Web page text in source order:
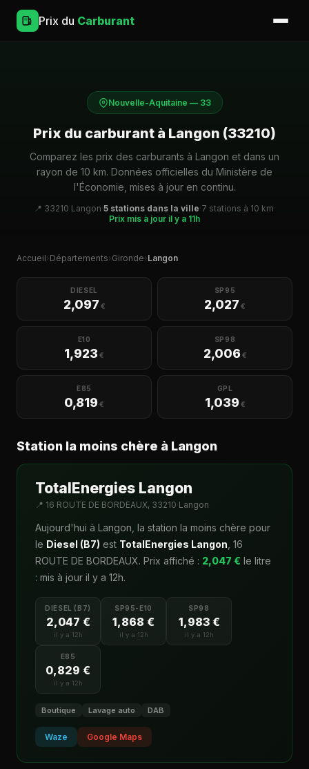
Prix du Carburant
Nouvelle-Aquitaine — 33
Prix du carburant à Langon (33210)
Comparez les prix des carburants à Langon et dans un
rayon de 10 km. Données officielles du Ministère de
l'Économie, mises à jour en continu.
📍 33210 Langon·5 stations dans la ville·7 stations à 10 km·
Prix mis à jour il y a 11h
Accueil›Départements›Gironde›Langon
DIESEL
2,097 €
SP95
2,027 €
E10
1,923 €
SP98
2,006 €
E85
0,819 €
GPL
1,039 €
Station la moins chère à Langon
TotalEnergies Langon
📍 16 ROUTE DE BORDEAUX, 33210 Langon
Aujourd'hui à Langon, la station la moins chère pour
le Diesel (B7) est TotalEnergies Langon , 16
ROUTE DE BORDEAUX. Prix affiché : 2,047 € le litre
: mis à jour il y a 12h.
DIESEL (B7)
2,047 €
il y a 12h
SP95-E10
1,868 €
il y a 12h
SP98
1,983 €
il y a 12h
E85
0,829 €
il y a 12h
Boutique Lavage auto DAB
Waze Google Maps